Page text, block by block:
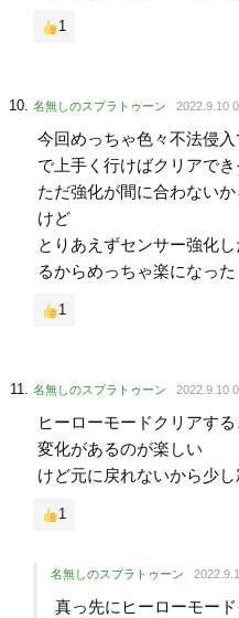
1
名無しのスプラトゥーン 2022.9.10
今回めっちゃ色々不法侵
で上手く行けばクリアでき
ただ強化が間に合わない
けど
とりあえずセンサー強化
るからめっちゃ楽になった
1
名無しのスプラトゥーン 2022.9.10
ヒーローモードクリアす
変化があるのが楽しい
けど元に戻れないから少し
1
名無しのスプラトゥーン
真っ先にヒーローモー